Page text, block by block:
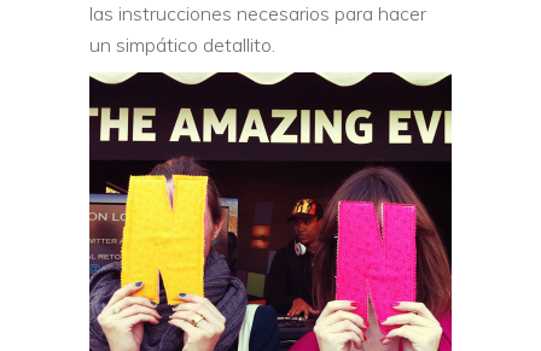
las instrucciones necesarios para hacer
un simpático detallito.